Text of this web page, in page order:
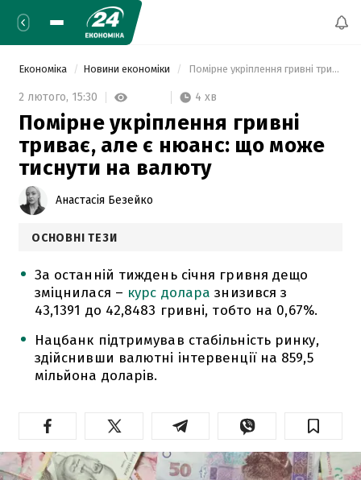
Економіка Новини економіки Помірне укріплення гривні триває, але є нюанс: що може тиснути на валюту
2 лютого, 15:30 4 хв
Помірне укріплення гривні
триває, але є нюанс: що може
тиснути на валюту
Анастасія Безейко
ОСНОВНІ ТЕЗИ
За останній тиждень січня гривня дещо
зміцнилася – курс доларазнизився з
43,1391 до 42,8483 гривні, тобто на 0,67%.
Нацбанк підтримував стабільність ринку,
здійснивши валютні інтервенції на 859,5
мільйона доларів.